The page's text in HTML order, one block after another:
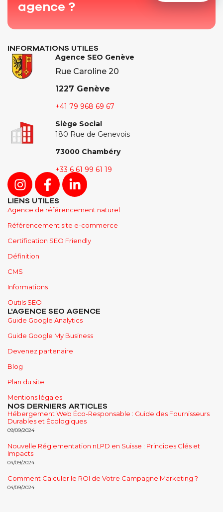
agence ?
INFORMATIONS UTILES
Agence SEO Genève
Rue Caroline 20
1227 Genève
+4179 968 69 67
Siège Social
180 Rue de Genevois
73000 Chambéry
+33 6 61 99 61 19
LIENS UTILES
Agence de référencement naturel
Référencement site e-commerce
Certification SEO Friendly
Définition
CMS
Informations
Outils SEO
L'AGENCE SEO AGENCE
Guide Google Analytics
Guide Google My Business
Devenez partenaire
Blog
Plan du site
Mentions légales
NOS DERNIERS ARTICLES
Hébergement Web Éco-Responsable : Guide des Fournisseurs
Durables et Écologiques
09/09/2024
Nouvelle Réglementation nLPD en Suisse : Principes Clés et
Impacts
04/09/2024
Comment Calculer le ROI de Votre Campagne Marketing ?
04/09/2024